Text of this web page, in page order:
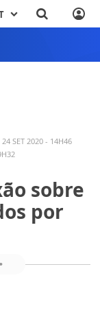
24 SET 2020 - 14H46
sobre
por